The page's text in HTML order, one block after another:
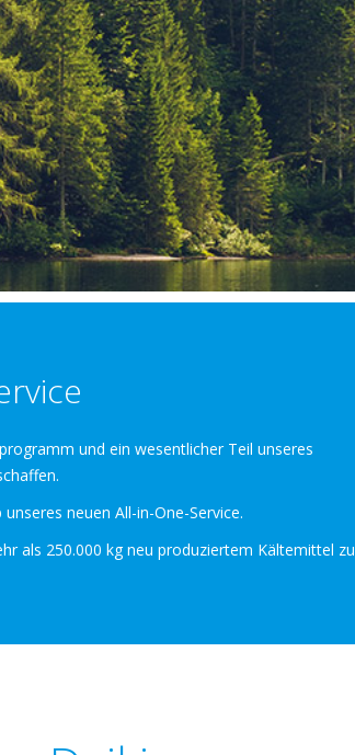
und ein wesentlicher Teil unseres
neuen All-in-One-Service.
als 250.000 kg neu produziertem Kältemittel zu